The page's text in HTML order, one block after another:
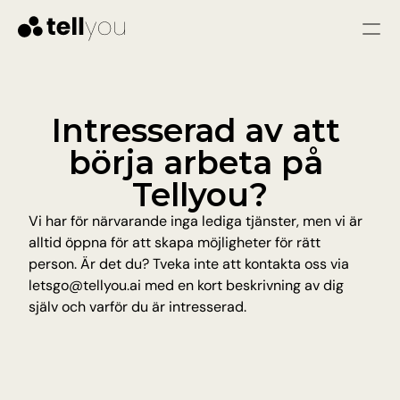
Tjänster
Pris
LÖSNINGAR
Kundtjänst
Omedelbara svar och färre problem genom
snabb och konsekvent hjälp
Säljare
Kvalificera leads, svara på frågor och vägled
besökare till att bli varma leads.
Intresserad av att
börja arbeta på
Tellyou?
Vi har för närvarande inga lediga tjänster, men vi är
alltid öppna för att skapa möjligheter för rätt
person. Är det du? Tveka inte att kontakta oss via
letsgo@tellyou.ai med en kort beskrivning av dig
själv och varför du är intresserad.